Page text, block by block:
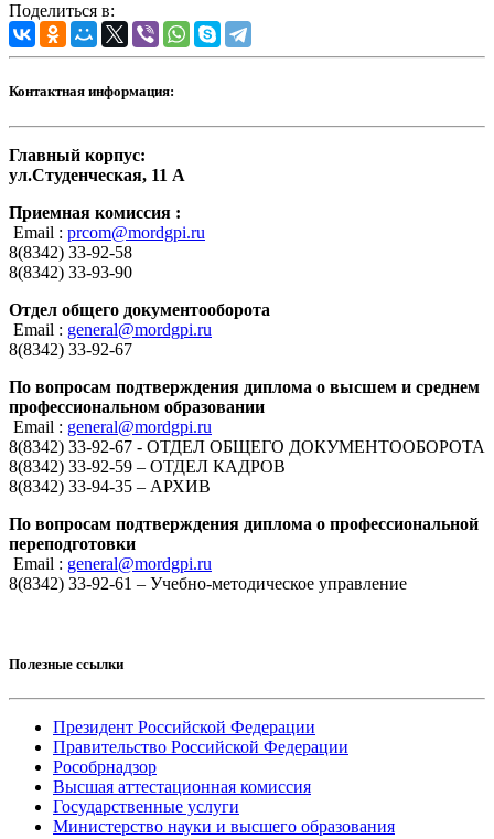
Поделиться в:
Контактная информация:
Главный корпус:
ул.Студенческая, 11 А
Приемная комиссия :
Email : prcom@mordgpi.ru
8(8342) 33-92-58
8(8342) 33-93-90
Отдел общего документооборота
Email : general@mordgpi.ru
8(8342) 33-92-67
По вопросам подтверждения диплома о высшем и среднем
профессиональном образовании
Email : general@mordgpi.ru
8(8342) 33-92-67 - ОТДЕЛ ОБЩЕГО ДОКУМЕНТООБОРОТА
8(8342) 33-92-59 – ОТДЕЛ КАДРОВ
8(8342) 33-94-35 – АРХИВ
По вопросам подтверждения диплома о профессиональной
переподготовки
Email : general@mordgpi.ru
8(8342) 33-92-61 – Учебно-методическое управление
Полезные ссылки
Президент Российской Федерации
Правительство Российской Федерации
Рособрнадзор
Высшая аттестационная комиссия
Государственные услуги
Министерство науки и высшего образования